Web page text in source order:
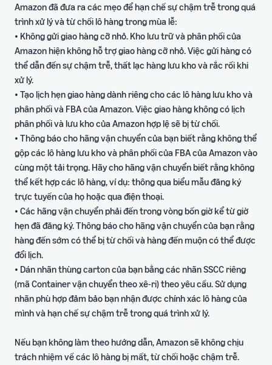
Amazon đã đưa ra các mẹo để hạn chế sự chậm trễ trong quá
trình xử lý và từ chối lô hàng trong mùa lễ:
• Không gửi giao hàng cỡ nhỏ. Kho lưu trữ và phân phối của
Amazon hiện không hỗ trợ giao hàng cỡ nhỏ. Việc gửi hàng có
thể dẫn đến sự chậm trễ, thất lạc hàng lưu kho và rắc rối khi
xử lý.
• Tạo lịch hẹn giao hàng dành riêng cho các lô hàng lưu kho và
phân phối và FBA của Amazon. Việc giao hàng không có lịch
phân phối và lưu kho của Amazon hợp lệ sẽ bị từ chối.
• Thông báo cho hãng vận chuyển của bạn biết rằng không thể
gộp các lô hàng lưu kho và phân phối của FBA của Amazon vào
cùng một tải trọng. Hãy cho hãng vận chuyển biết rằng không
thể kết hợp các lô hàng, ví dụ: thông qua biểu mẫu đăng ký
trực tuyến của họ hoặc qua điện thoại.
• Các hãng vận chuyển phải đến trong vòng bốn giờ kể từ giờ
hẹn đã đăng ký. Thông báo cho hãng vận chuyển của bạn rằng
hàng đến sớm có thể bị từ chối và hàng đến muộn có thể được
đổi lịch.
• Dán nhãn thùng carton của bạn bằng các nhãn SSCC riêng
(mã Container vận chuyển theo xê-ri) theo yêu cầu. Sử dụng
nhãn phù hợp đảm bảo bạn nhận được chính xác lô hàng của
mình và hạn chế sự chậm trễ trong quá trình xử lý.
Nếu bạn không làm theo hướng dẫn, Amazon sẽ không chịu
trách nhiệm về các lô hàng bị mất, từ chối hoặc chậm trễ.